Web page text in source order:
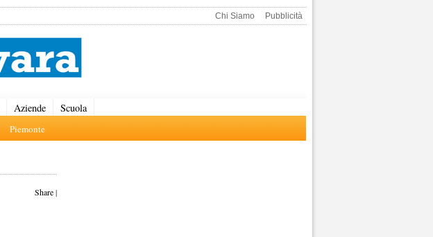
Chi Siamo Pubblicità
Piemonte
Aziende Scuola
Share|